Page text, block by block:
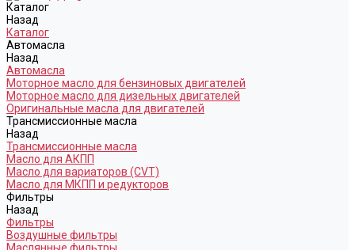
Каталог
Назад
Каталог
Автомасла
Назад
Автомасла
Моторное масло для бензиновых двигателей
Моторное масло для дизельных двигателей
Оригинальные масла для двигателей
Трансмиссионные масла
Назад
Трансмиссионные масла
Масло для АКПП
Масло для вариаторов (CVT)
Масло для МКПП и редукторов
Фильтры
Назад
Фильтры
Воздушные фильтры